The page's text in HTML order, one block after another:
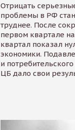
Отрицать
проблемы в РФ
труднее. После
первом квартале
квартал показал
экономики.
и
ЦБ дало свои